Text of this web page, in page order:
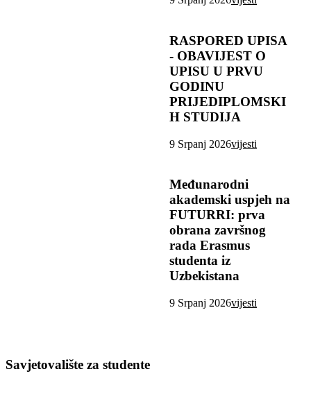
RASPORED UPISA
- OBAVIJEST O
UPISU U PRVU
GODINU
PRIJEDIPLOMSKI
H STUDIJA
9 Srpanj 2026vijesti
Međunarodni
akademski uspjeh na
FUTURRI: prva
obrana završnog
rada Erasmus
studenta iz
Uzbekistana
9 Srpanj 2026vijesti
Savjetovalište za studente